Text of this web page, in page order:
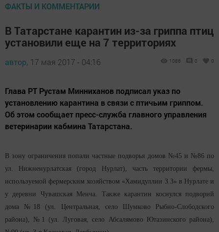
ФАКТЫ И КОММЕНТАРИИ
В Татарстане карантин из-за гриппа птиц
установили еще на 7 территориях
автор, 17 мая 2017 - 04:16 1086 0 0
Глава РТ Рустам Минниханов подписал указ по
установлению карантина в связи с птичьим гриппом.
Об этом сообщает пресс-служба главного управления
ветеринарии кабмина Татарстана.
В зону ограничения попали частные подворья домов №45 и №86 по
ул. Нижненурлатская (город Нурлат), часть территории фермы,
используемой фермерским хозяйством «Хамидуллин З.З» в Нурлате и
у деревни Чувашская Менча. Также карантин коснулся подворий
дома №18 (ул. Центральная, село Шумково Рыбно-Слободского
района), №1 (ул. Луговая, село Абсалямово Ютазинского района),